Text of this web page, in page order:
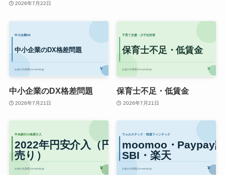
2026年7月22日
中小企業のDX格差問題
2026年7月21日
保育士不足・低賃金
2026年7月21日